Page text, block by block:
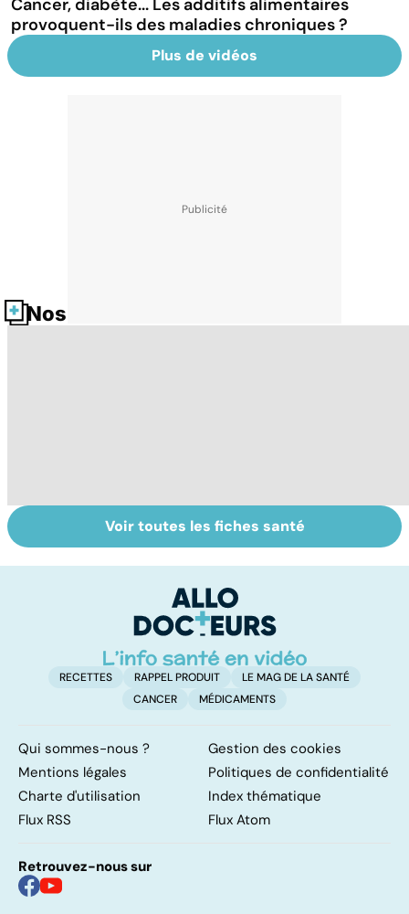
provoquent-ils des maladies chroniques ?
Plus de vidéos
Nos fiches santé
HPV : tout savoir
sur les
Faire du sport à
domicile, c'est
Voir toutes les fiches santé
RECETTES RAPPEL PRODUIT
LE MAG DE LA SANTÉ
CANCER
MÉDICAMENTS
Qui sommes-nous ?
Gestion des cookies
Mentions légales
Politiques de confidentialité
Charte d'utilisation
Index thématique
Flux RSS
Flux Atom
Retrouvez-nous sur